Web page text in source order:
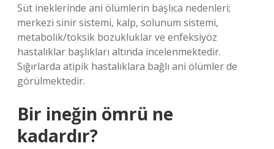
Süt ineklerinde ani ölümlerin başlıca nedenleri;
merkezi sinir sistemi, kalp, solunum sistemi,
metabolik/toksik bozukluklar ve enfeksiyöz
hastalıklar başlıkları altında incelenmektedir.
Sığırlarda atipik hastalıklara bağlı ani ölümler de
görülmektedir.
Bir ineğin ömrü ne
kadardır?